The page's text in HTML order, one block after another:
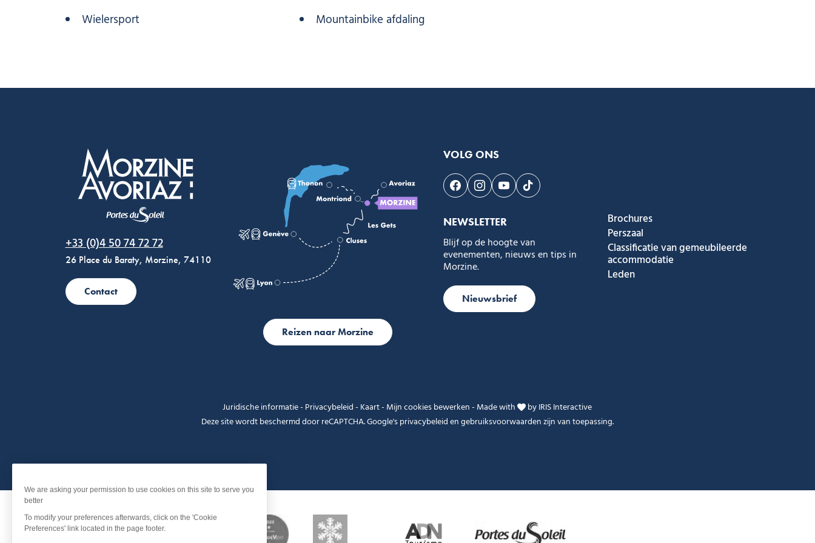
Wielersport Mountainbike afdaling
+33 (0)4 50 74 72 72
26 Place du Baraty, Morzine, 74110
Contact
Reizen naar Morzine
VOLG ONS
Volg ons op Facebook
Volg ons op Instagram
Volg ons op Youtube
Volg ons op Tiktok
NEWSLETTER
Blijf op de hoogte van
evenementen, nieuws en tips in
Morzine.
Nieuwsbrief
Brochures
Perszaal
Classificatie van gemeubileerde
accommodatie
Leden
Juridische informatie- Privacybeleid- Kaart- Mijn cookies bewerken- Made with byIRIS Interactive
Deze site wordt beschermd door reCAPTCHA. Google'sprivacybeleidengebruiksvoorwaardenzijn van toepassing.